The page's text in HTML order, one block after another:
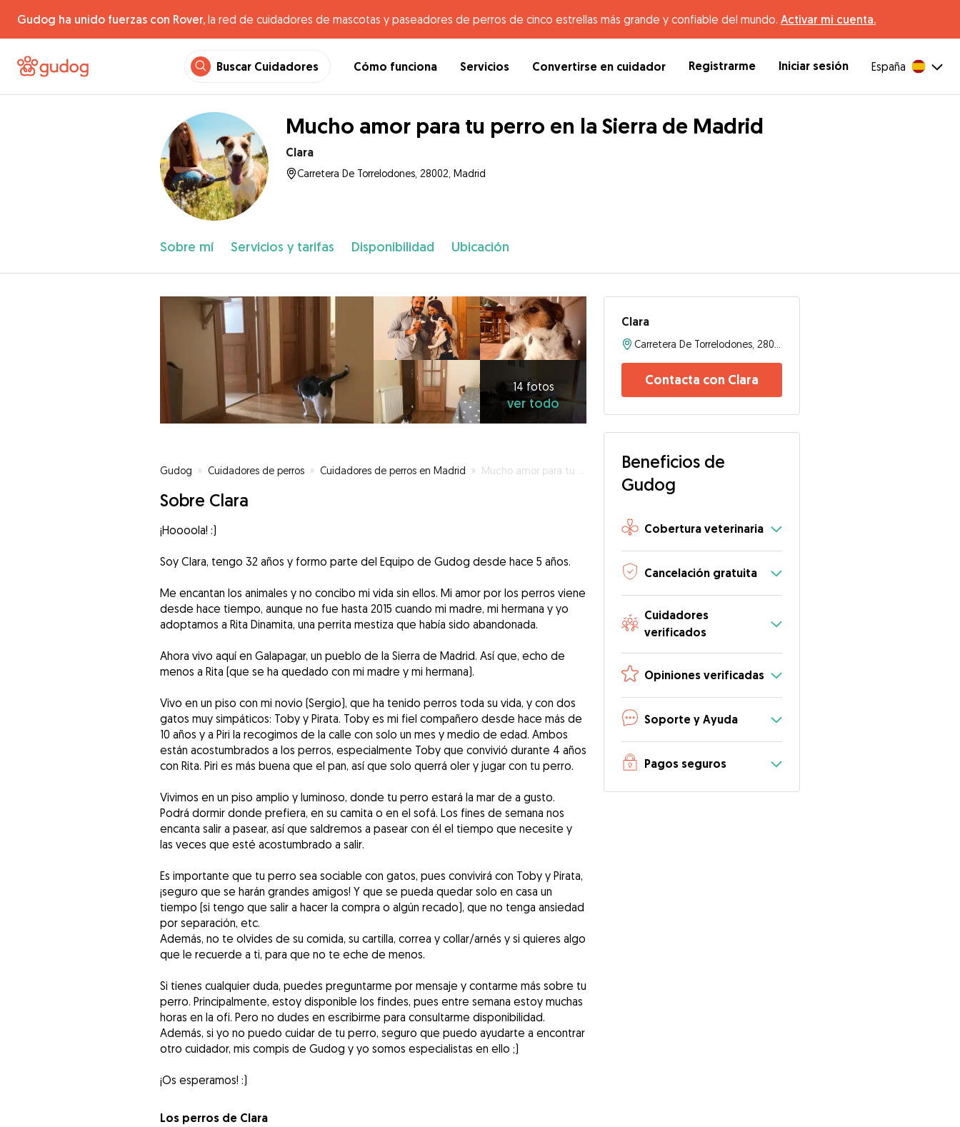
Gudog ha unido fuerzas con Rover, la red de cuidadores de mascotas y paseadores de perros de cinco estrellas más grande y confiable del mundo. Activar mi cuenta.
Buscar Cuidadores Cómo funciona Servicios Convertirse en cuidador Registrarme Iniciar sesión España
Mucho amor para tu perro en la Sierra de Madrid
Clara
Carretera De Torrelodones, 28002, Madrid
Sobre mí Servicios y tarifas Disponibilidad Ubicación
14 fotos
ver todo
Gudog » Cuidadores de perros » Cuidadores de perros en Madrid » Mucho amor para tu perro en la Sierra de Madrid
Sobre Clara
¡Hoooola! :)
Soy Clara, tengo 32 años y formo parte del Equipo de Gudog desde hace 5 años.
Me encantan los animales y no concibo mi vida sin ellos. Mi amor por los perros viene
desde hace tiempo, aunque no fue hasta 2015 cuando mi madre, mi hermana y yo
adoptamos a Rita Dinamita, una perrita mestiza que había sido abandonada.
Ahora vivo aquí en Galapagar, un pueblo de la Sierra de Madrid. Así que, echo de
menos a Rita (que se ha quedado con mi madre y mi hermana).
Vivo en un piso con mi novio (Sergio), que ha tenido perros toda su vida, y con dos
gatos muy simpáticos: Toby y Pirata. Toby es mi fiel compañero desde hace más de
10 años y a Piri la recogimos de la calle con solo un mes y medio de edad. Ambos
están acostumbrados a los perros, especialmente Toby que convivió durante 4 años
con Rita. Piri es más buena que el pan, así que solo querrá oler y jugar con tu perro.
Vivimos en un piso amplio y luminoso, donde tu perro estará la mar de a gusto.
Podrá dormir donde prefiera, en su camita o en el sofá. Los fines de semana nos
encanta salir a pasear, así que saldremos a pasear con él el tiempo que necesite y
las veces que esté acostumbrado a salir.
Es importante que tu perro sea sociable con gatos, pues convivirá con Toby y Pirata,
¡seguro que se harán grandes amigos! Y que se pueda quedar solo en casa un
tiempo (si tengo que salir a hacer la compra o algún recado), que no tenga ansiedad
por separación, etc.
Además, no te olvides de su comida, su cartilla, correa y collar/arnés y si quieres algo
que le recuerde a ti, para que no te eche de menos.
Si tienes cualquier duda, puedes preguntarme por mensaje y contarme más sobre tu
perro. Principalmente, estoy disponible los findes, pues entre semana estoy muchas
horas en la ofi. Pero no dudes en escribirme para consultarme disponibilidad.
Además, si yo no puedo cuidar de tu perro, seguro que puedo ayudarte a encontrar
otro cuidador, mis compis de Gudog y yo somos especialistas en ello ;)
¡Os esperamos! :)
Los perros de Clara
Clara
Contacta con Clara
Beneficios de
Gudog
Cobertura veterinaria
Cancelación gratuita
Cuidadores
verificados
Opiniones verificadas
Soporte y Ayuda
Pagos seguros